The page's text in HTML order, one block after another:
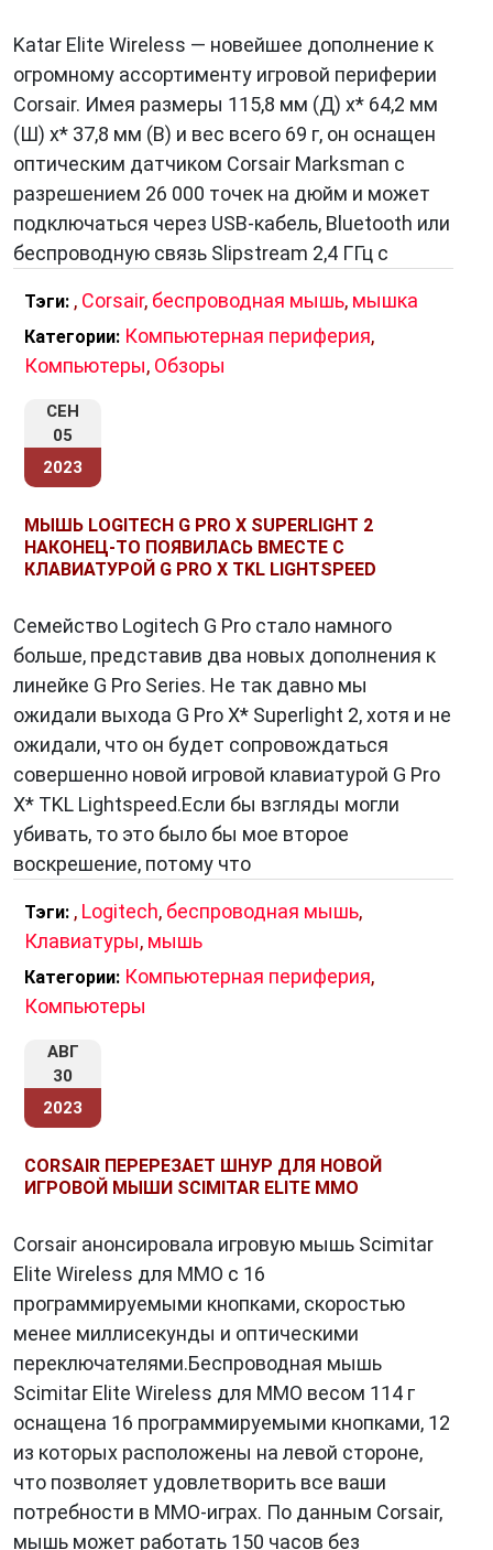
Katar Elite Wireless — новейшее дополнение к
огромному ассортименту игровой периферии
Corsair. Имея размеры 115,8 мм (Д) x* 64,2 мм
(Ш) x* 37,8 мм (В) и вес всего 69 г, он оснащен
оптическим датчиком Corsair Marksman с
разрешением 26 000 точек на дюйм и может
подключаться через USB-кабель, Bluetooth или
беспроводную связь Slipstream 2,4 ГГц с
Тэги: , Corsair, беспроводная мышь, мышка
Категории: Компьютерная периферия,
Компьютеры, Обзоры
СЕН
05
2023
МЫШЬ LOGITECH G PRO X SUPERLIGHT 2
НАКОНЕЦ-ТО ПОЯВИЛАСЬ ВМЕСТЕ С
КЛАВИАТУРОЙ G PRO X TKL LIGHTSPEED
Семейство Logitech G Pro стало намного
больше, представив два новых дополнения к
линейке G Pro Series. Не так давно мы
ожидали выхода G Pro X* Superlight 2, хотя и не
ожидали, что он будет сопровождаться
совершенно новой игровой клавиатурой G Pro
X* TKL Lightspeed.Если бы взгляды могли
убивать, то это было бы мое второе
воскрешение, потому что
Тэги: , Logitech, беспроводная мышь,
Клавиатуры, мышь
Категории: Компьютерная периферия,
Компьютеры
АВГ
30
2023
CORSAIR ПЕРЕРЕЗАЕТ ШНУР ДЛЯ НОВОЙ
ИГРОВОЙ МЫШИ SCIMITAR ELITE MMO
Corsair анонсировала игровую мышь Scimitar
Elite Wireless для MMO с 16
программируемыми кнопками, скоростью
менее миллисекунды и оптическими
переключателями.Беспроводная мышь
Scimitar Elite Wireless для MMO весом 114 г
оснащена 16 программируемыми кнопками, 12
из которых расположены на левой стороне,
что позволяет удовлетворить все ваши
потребности в MMO-играх. По данным Corsair,
мышь может работать 150 часов без